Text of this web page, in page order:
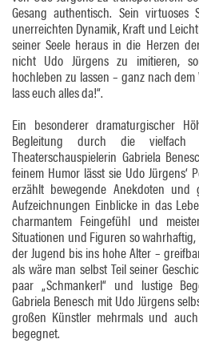
Gesang authentisch. Sein
unerreichten Dynamik, Kraft und
seiner Seele heraus in die Herzen
nicht Udo Jürgens zu imitieren,
hochleben zu lassen – ganz nach
lass euch alles da!“.
Ein besonderer dramaturgischer
Begleitung durch die vielfach
Theaterschauspielerin Gabriela
feinem Humor lässt sie Udo Jürgens‘
erzählt bewegende Anekdoten
Aufzeichnungen Einblicke in das
charmantem Feingefühl und
Situationen und Figuren so wahrhaftig,
der Jugend bis ins hohe Alter –
als wäre man selbst Teil seiner
paar „Schmankerl“ und lustige
Gabriela Benesch mit Udo Jürgens
großen Künstler mehrmals und
begegnet.